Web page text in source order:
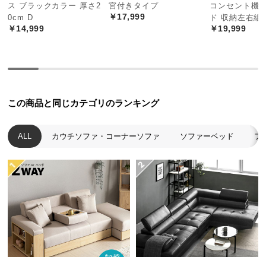
商
品
の
い
設
サ
ー
ビ
ス
に
ス ブラックカラー 厚さ2
0cm D
￥14,999
宮付きタイプ
￥17,999
コンセント機
ド 収納左右組
￥19,999
この商品と同じカテゴリのランキング
ALL カウチソファ・コーナーソファ ソファーベッド フ